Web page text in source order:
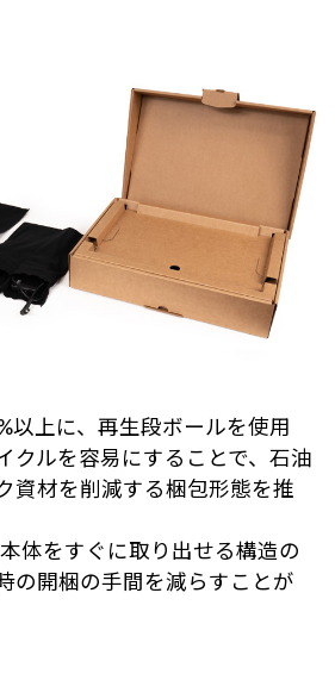
以上に、再生段ボールを使用
クルを容易にすることで、石油
資材を削減する梱包形態を推
体をすぐに取り出せる構造の
の開梱の手間を減らすことが